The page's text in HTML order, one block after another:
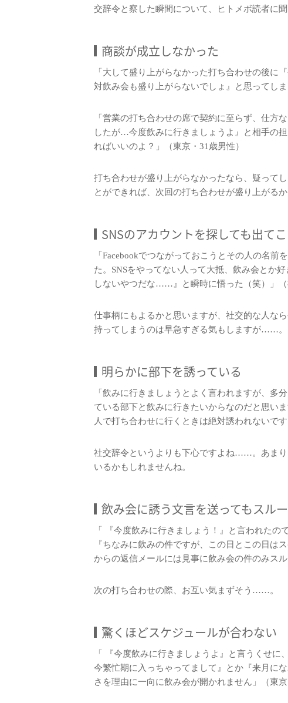
交辞令と察した瞬間について、ヒトメボ読者に聞
商談が成立しなかった
「大して盛り上がらなかった打ち合わせの後に
対飲み会も盛り上がらないでしょ』と思ってし
「営業の打ち合わせの席で契約に至らず、仕方
したが…今度飲みに行きましょうよ』と相手の
ればいいのよ？」（東京・31歳男性）
打ち合わせが盛り上がらなかったなら、疑って
とができれば、次回の打ち合わせが盛り上がるか
SNSのアカウントを探しても出て
「Facebookでつながっておこうとその人の名
た。SNSをやってない人って大抵、飲み会とか
しないやつだな……』と瞬時に悟った（笑）」（
仕事柄にもよるかと思いますが、社交的な人な
持ってしまうのは早急すぎる気もしますが……。
明らかに部下を誘っている
「飲みに行きましょうとよく言われますが、多
ている部下と飲みに行きたいからなのだと思い
人で打ち合わせに行くときは絶対誘われないで
社交辞令というよりも下心ですよね……。あま
いるかもしれませんね。
飲み会に誘う文言を送ってもスル
「 『今度飲みに行きましょう！』と言われた
『ちなみに飲みの件ですが、この日とこの日は
からの返信メールには見事に飲み会の件のみス
次の打ち合わせの際、お互い気まずそう……。
驚くほどスケジュールが合わない
「 『今度飲みに行きましょうよ』と言うくせ
今繁忙期に入っちゃってまして』とか『来月に
さを理由に一向に飲み会が開かれません」（東京